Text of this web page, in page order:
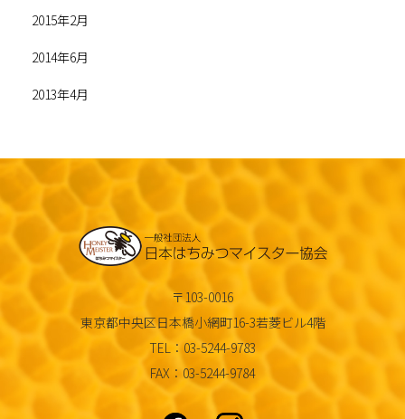
2015年2月
2014年6月
2013年4月
〒103-0016
東京都中央区日本橋小網町16-3若菱ビル4階
TEL：03-5244-9783
FAX：03-5244-9784